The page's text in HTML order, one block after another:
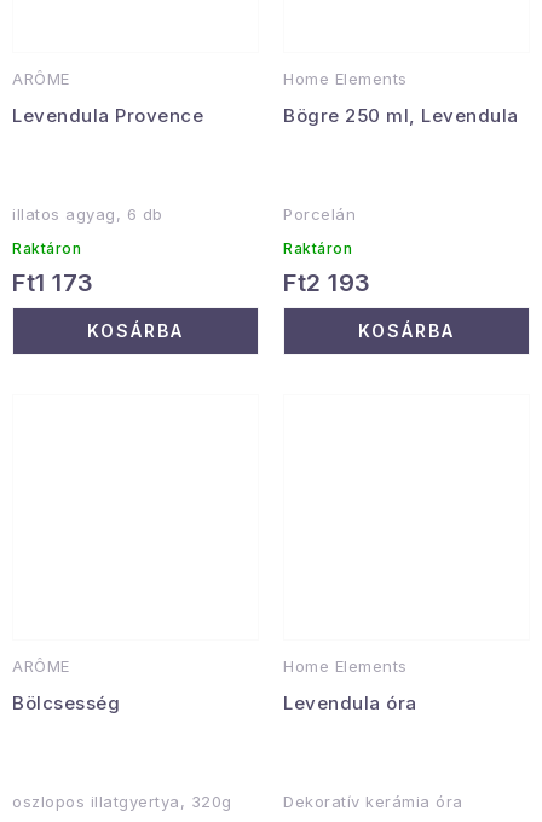
ARÔME
Levendula Provence
illatos agyag, 6 db
Raktáron
Ft1 173
KOSÁRBA
Home Elements
Bögre 250 ml, Levendula
Porcelán
Raktáron
Ft2 193
KOSÁRBA
ARÔME
Bölcsesség
oszlopos illatgyertya, 320g
Home Elements
Levendula óra
Dekoratív kerámia óra